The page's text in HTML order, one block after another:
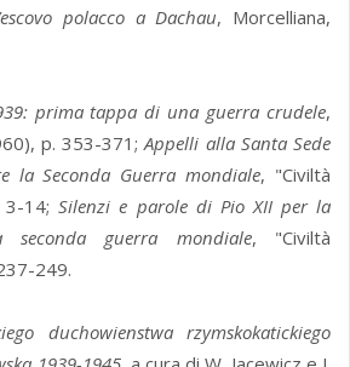
polacco a Dachau, Morcelliana,
prima tappa di una guerra crudele,
p. 353-371;Appelli alla Santa Sede
la Seconda Guerra mondiale, "Civiltà
3-14;Silenzi e parole di Pio XII per la
guerra mondiale, "Civiltà
249.
duchowienstwa rzymskokatickiego